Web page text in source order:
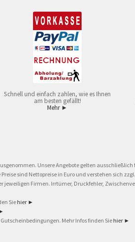
Schnell und einfach zahlen, wie es Ihnen
am besten gefällt!
Mehr ►
Unsere Angebote gelten
sind Nettopreise in Euro und verstehen sich
jeweiligen Firmen. Irrtümer, Druckfehler,
Sie hier ►
Mehr Infos finden Sie hier ►